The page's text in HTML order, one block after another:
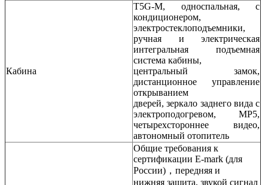
Кабина
T5G-M, односпальная, с
кондиционером,
электростеклоподъемники,
ручная и электрическая
интегральная подъемная
система кабины,
центральный замок,
дистанционное управление
открыванием
дверей, зеркало заднего вида с
электроподогревом, MP5,
четырехстороннее видео,
автономный отопитель
Общие требования к
сертификации E-mark (для
России)，передняя и
нижняя защита, звукой сигнал